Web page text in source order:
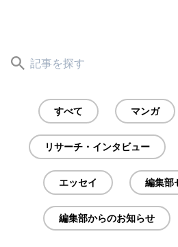
すべて マンガ
リサーチ・インタビュー
エッセイ 編集部
編集部からのお知らせ